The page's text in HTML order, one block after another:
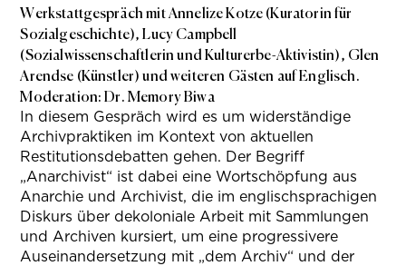
Werkstattgespräch mit Annelize Kotze (Kuratorin für
Sozialgeschichte), Lucy Campbell
(Sozialwissenschaftlerin und Kulturerbe-Aktivistin), Glen
Arendse (Künstler) und weiteren Gästen auf Englisch.
Moderation: Dr. Memory Biwa
In diesem Gespräch wird es um widerständige
Archivpraktiken im Kontext von aktuellen
Restitutionsdebatten gehen. Der Begriff
„Anarchivist“ ist dabei eine Wortschöpfung aus
Anarchie und Archivist, die im englischsprachigen
Diskurs über dekoloniale Arbeit mit Sammlungen
und Archiven kursiert, um eine progressivere
Auseinandersetzung mit „dem Archiv“ und der